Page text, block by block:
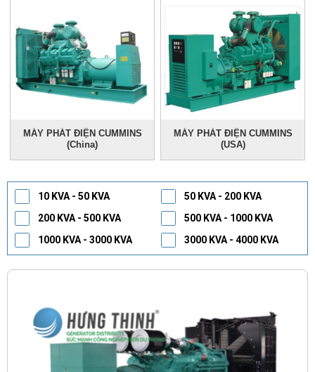
MÁY PHÁT ĐIỆN CUMMINS
(China)
MÁY PHÁT ĐIỆN CUMMINS
(USA)
10 KVA - 50 KVA
50 KVA - 200 KVA
200 KVA - 500 KVA
500 KVA - 1000 KVA
1000 KVA - 3000 KVA
3000 KVA - 4000 KVA